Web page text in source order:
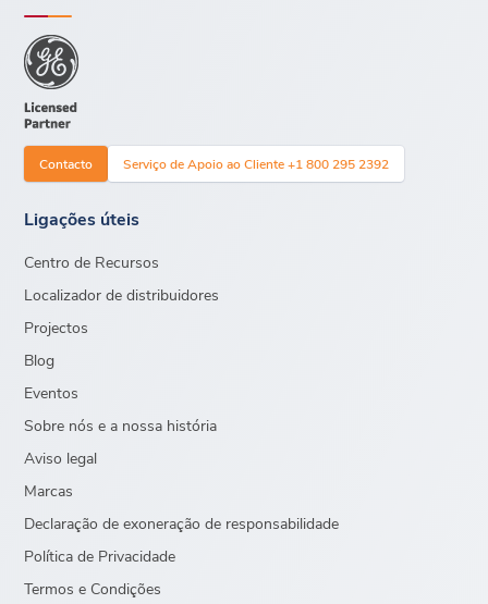
Contacto Serviço de Apoio ao Cliente +1 800 295 2392
Ligações úteis
Centro de Recursos
Localizador de distribuidores
Projectos
Blog
Eventos
Sobre nós e a nossa história
Aviso legal
Marcas
Declaração de exoneração de responsabilidade
Política de Privacidade
Termos e Condições